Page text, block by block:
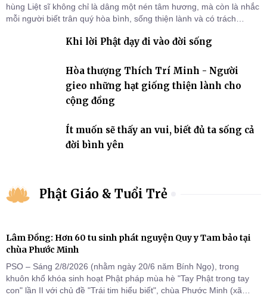
hùng Liệt sĩ không chỉ là dâng một nén tâm hương, mà còn là nhắc
mỗi người biết trân quý hòa bình, sống thiện lành và có trách
Khi lời Phật dạy đi vào đời sống
Hòa thượng Thích Trí Minh - Người
gieo những hạt giống thiện lành cho
cộng đồng
Ít muốn sẽ thấy an vui, biết đủ ta sống cả
đời bình yên
Phật Giáo & Tuổi Trẻ
Lâm Đồng: Hơn 60 tu sinh phát nguyện Quy y Tam bảo tại
chùa Phước Minh
PSO – Sáng 2/8/2026 (nhằm ngày 20/6 năm Bính Ngọ), trong
khuôn khổ khóa sinh hoạt Phật pháp mùa hè "Tay Phật trong tay
con" lần II với chủ đề "Trái tim hiểu biết", chùa Phước Minh (xã